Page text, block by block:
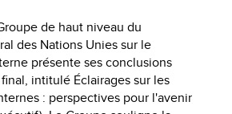
de haut niveau du
des Nations Unies sur le
présente ses conclusions
intitulé Éclairages sur les
: perspectives pour l'avenir